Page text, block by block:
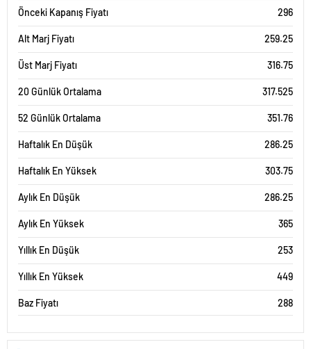
Önceki Kapanış Fiyatı 296
Alt Marj Fiyatı 259.25
Üst Marj Fiyatı 316.75
20 Günlük Ortalama 317.525
52 Günlük Ortalama 351.76
Haftalık En Düşük 286.25
Haftalık En Yüksek 303.75
Aylık En Düşük 286.25
Aylık En Yüksek 365
Yıllık En Düşük 253
Yıllık En Yüksek 449
Baz Fiyatı 288